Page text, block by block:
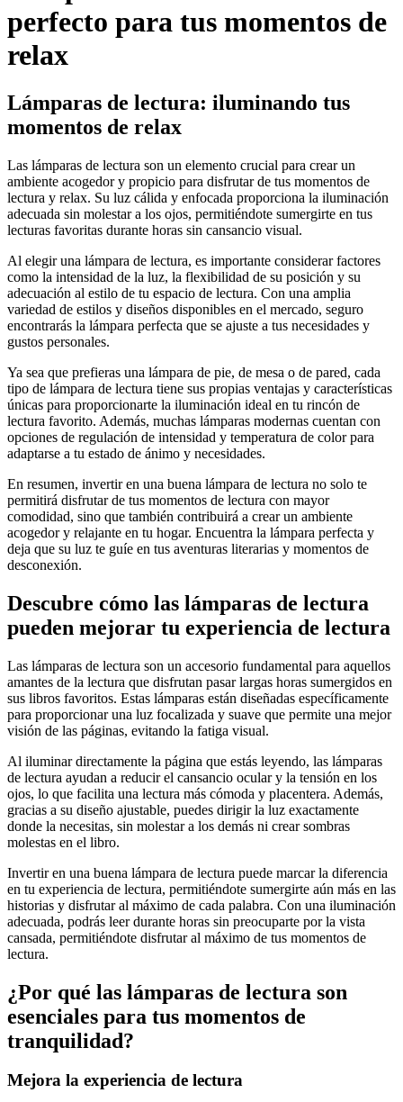
perfecto para tus momentos de
relax
Lámparas de lectura: iluminando tus
momentos de relax
Las lámparas de lectura son un elemento crucial para crear un
ambiente acogedor y propicio para disfrutar de tus momentos de
lectura y relax. Su luz cálida y enfocada proporciona la iluminación
adecuada sin molestar a los ojos, permitiéndote sumergirte en tus
lecturas favoritas durante horas sin cansancio visual.
Al elegir una lámpara de lectura, es importante considerar factores
como la intensidad de la luz, la flexibilidad de su posición y su
adecuación al estilo de tu espacio de lectura. Con una amplia
variedad de estilos y diseños disponibles en el mercado, seguro
encontrarás la lámpara perfecta que se ajuste a tus necesidades y
gustos personales.
Ya sea que prefieras una lámpara de pie, de mesa o de pared, cada
tipo de lámpara de lectura tiene sus propias ventajas y características
únicas para proporcionarte la iluminación ideal en tu rincón de
lectura favorito. Además, muchas lámparas modernas cuentan con
opciones de regulación de intensidad y temperatura de color para
adaptarse a tu estado de ánimo y necesidades.
En resumen, invertir en una buena lámpara de lectura no solo te
permitirá disfrutar de tus momentos de lectura con mayor
comodidad, sino que también contribuirá a crear un ambiente
acogedor y relajante en tu hogar. Encuentra la lámpara perfecta y
deja que su luz te guíe en tus aventuras literarias y momentos de
desconexión.
Descubre cómo las lámparas de lectura
pueden mejorar tu experiencia de lectura
Las lámparas de lectura son un accesorio fundamental para aquellos
amantes de la lectura que disfrutan pasar largas horas sumergidos en
sus libros favoritos. Estas lámparas están diseñadas específicamente
para proporcionar una luz focalizada y suave que permite una mejor
visión de las páginas, evitando la fatiga visual.
Al iluminar directamente la página que estás leyendo, las lámparas
de lectura ayudan a reducir el cansancio ocular y la tensión en los
ojos, lo que facilita una lectura más cómoda y placentera. Además,
gracias a su diseño ajustable, puedes dirigir la luz exactamente
donde la necesitas, sin molestar a los demás ni crear sombras
molestas en el libro.
Invertir en una buena lámpara de lectura puede marcar la diferencia
en tu experiencia de lectura, permitiéndote sumergirte aún más en las
historias y disfrutar al máximo de cada palabra. Con una iluminación
adecuada, podrás leer durante horas sin preocuparte por la vista
cansada, permitiéndote disfrutar al máximo de tus momentos de
lectura.
¿Por qué las lámparas de lectura son
esenciales para tus momentos de
tranquilidad?
Mejora la experiencia de lectura